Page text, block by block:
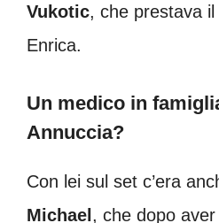
Vukotic, che prestava
Enrica.
Un medico in
Annuccia?
Con lei sul set c’era
Michael, che dopo